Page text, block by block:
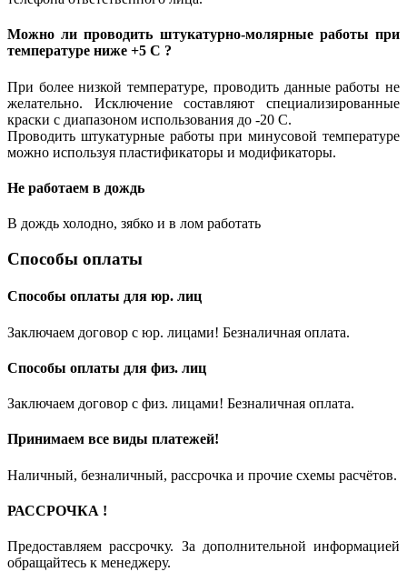
Можно ли проводить штукатурно-молярные работы при
температуре ниже +5 С ?
При более низкой температуре, проводить данные работы не
желательно. Исключение составляют специализированные
краски с диапазоном использования до -20 С.
Проводить штукатурные работы при минусовой температуре
можно используя пластификаторы и модификаторы.
Не работаем в дождь
В дождь холодно, зябко и в лом работать
Способы оплаты
Способы оплаты для юр. лиц
Заключаем договор с юр. лицами! Безналичная оплата.
Способы оплаты для физ. лиц
Заключаем договор с физ. лицами! Безналичная оплата.
Принимаем все виды платежей!
Наличный, безналичный, рассрочка и прочие схемы расчётов.
РАССРОЧКА !
Предоставляем рассрочку. За дополнительной информацией
обращайтесь к менеджеру.